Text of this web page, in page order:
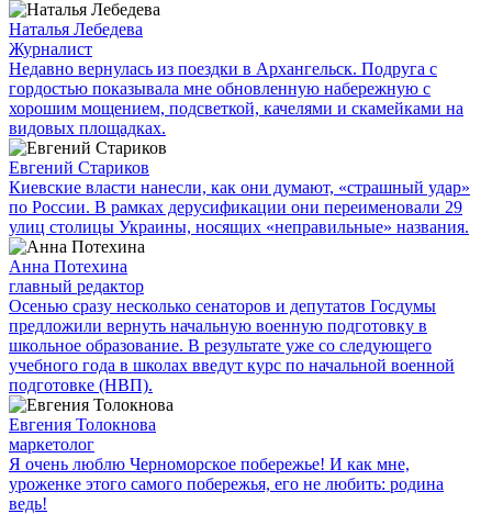
Наталья Лебедева
Журналист
Недавно вернулась из поездки в Архангельск. Подруга с
гордостью показывала мне обновленную набережную с
хорошим мощением, подсветкой, качелями и скамейками на
видовых площадках.
Евгений Стариков
Киевские власти нанесли, как они думают, «страшный удар»
по России. В рамках дерусификации они переименовали 29
улиц столицы Украины, носящих «неправильные» названия.
Анна Потехина
главный редактор
Осенью сразу несколько сенаторов и депутатов Госдумы
предложили вернуть начальную военную подготовку в
школьное образование. В результате уже со следующего
учебного года в школах введут курс по начальной военной
подготовке (НВП).
Евгения Толокнова
маркетолог
Я очень люблю Черноморское побережье! И как мне,
уроженке этого самого побережья, его не любить: родина
ведь!